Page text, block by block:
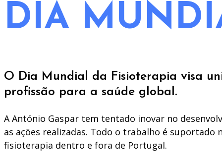
DIA
O Dia Mundial da Fisioterapia visa
profissão para a saúde global.
A António Gaspar tem tentado inovar no
as ações realizadas. Todo o trabalho é
fisioterapia dentro e fora de Portugal.